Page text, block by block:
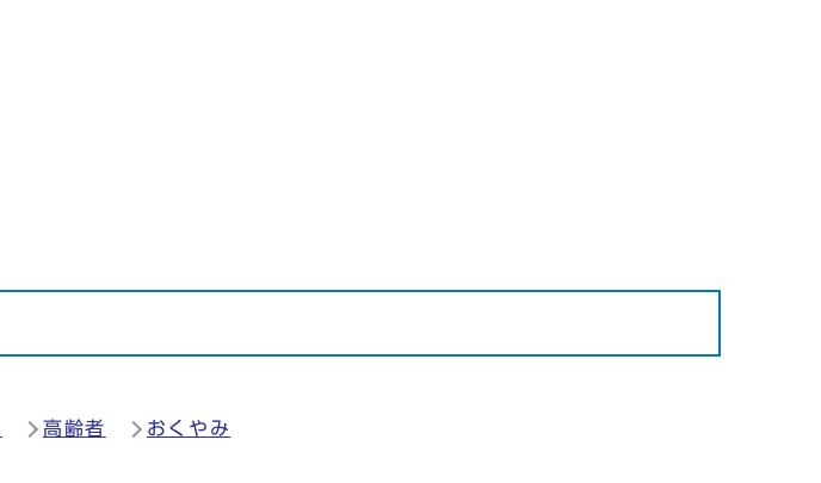
高齢者 おくやみ